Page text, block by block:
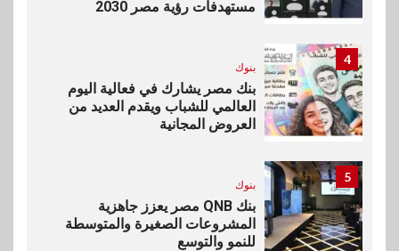
مستهدفات رؤية مصر 2030
4
بنوك
بنك مصر يشارك في فعالية اليوم
العالمي للشباب ويقدم العديد من
العروض المجانية
5
بنوك
بنك QNB مصر يعزز جاهزية
المشروعات الصغيرة والمتوسطة
للنمو والتوسع